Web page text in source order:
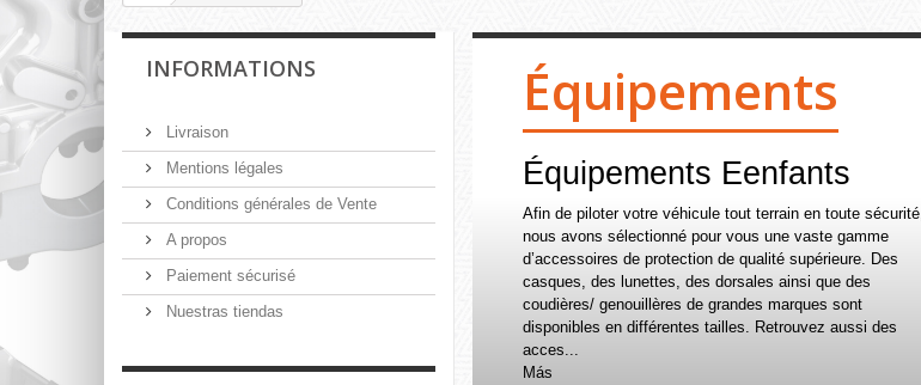
INFORMATIONS
Livraison
Mentions légales
Conditions générales de Vente
A propos
Paiement sécurisé
Nuestras tiendas
Équipements
Équipements Eenfants
Afin de piloter votre véhicule tout terrain en toute sécurité,
nous avons sélectionné pour vous une vaste gamme
d’accessoires de protection de qualité supérieure. Des
casques, des lunettes, des dorsales ainsi que des
coudières/ genouillères de grandes marques sont
disponibles en différentes tailles. Retrouvez aussi des
acces...
Más